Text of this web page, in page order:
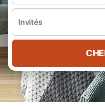
Invités